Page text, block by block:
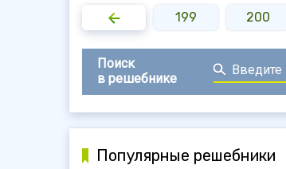
198 199 200
Поиск
в решебнике
Популярные решебники